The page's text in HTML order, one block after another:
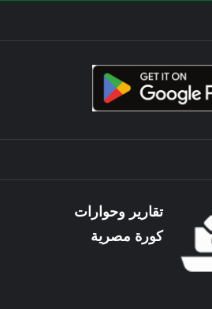
تقارير وحوارات
كورة مصرية